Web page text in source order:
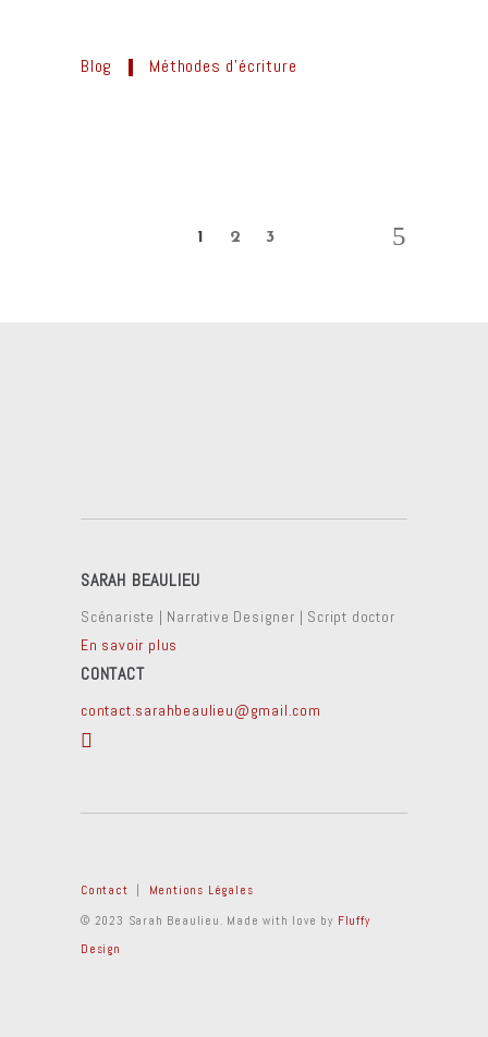
Blog Méthodes d'écriture
1 2 3
SARAH BEAULIEU
Scénariste | Narrative Designer | Script doctor
En savoir plus
CONTACT
contact.sarahbeaulieu@gmail.com
Contact
Mentions Légales
© 2023 Sarah Beaulieu. Made with love by Fluffy
Design